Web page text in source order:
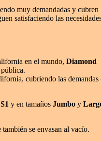
muy demandadas y
satisfaciendo las
en el mundo, Diamond
cubriendo las demandas
y en tamaños Jumbo y
también se envasan al vacío.